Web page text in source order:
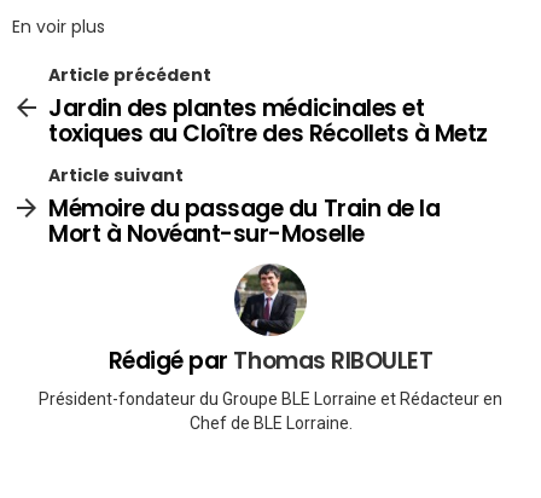
En voir plus
Article précédent
Jardin des plantes médicinales et
toxiques au Cloître des Récollets à Metz
Article suivant
Mémoire du passage du Train de la
Mort à Novéant-sur-Moselle
Rédigé par Thomas RIBOULET
Président-fondateur du Groupe BLE Lorraine et Rédacteur en
Chef de BLE Lorraine.